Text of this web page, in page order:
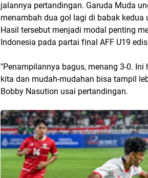
jalannya pertandingan. Garuda Muda
menambah dua gol lagi di babak
Hasil tersebut menjadi modal penting
Indonesia pada partai final AFF U19
"Penampilannya bagus, menang 3-0.
kita dan mudah-mudahan bisa tampil
Bobby Nasution usai pertandingan.